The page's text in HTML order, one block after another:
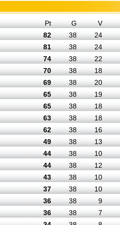
Pt G
V
82 38
24
81 38
24
74 38
22
70 38
18
69 38
20
65 38
19
65 38
18
63 38
18
62 38
16
49 38
13
44 38
10
44 38
12
43 38
10
37 38
10
36 38
9
36 38
7